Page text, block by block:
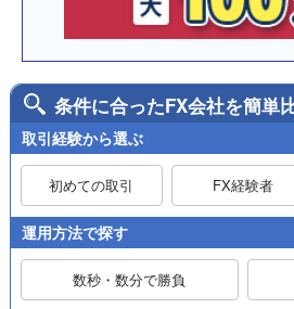
条件に合ったFX会社を簡単
取引経験から選ぶ
初めての取引 FX経験者
運用方法で探す
数秒・数分で勝負